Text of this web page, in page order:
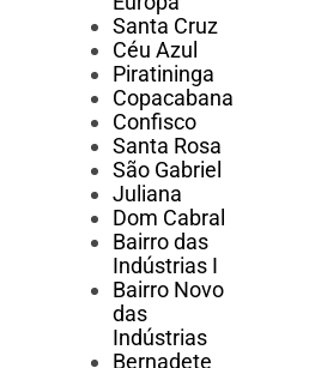
Santa Cruz
Céu Azul
Piratininga
Copacabana
Confisco
Santa Rosa
São Gabriel
Juliana
Dom Cabral
Bairro das
Indústrias I
Bairro Novo
das
Indústrias
Bernadete